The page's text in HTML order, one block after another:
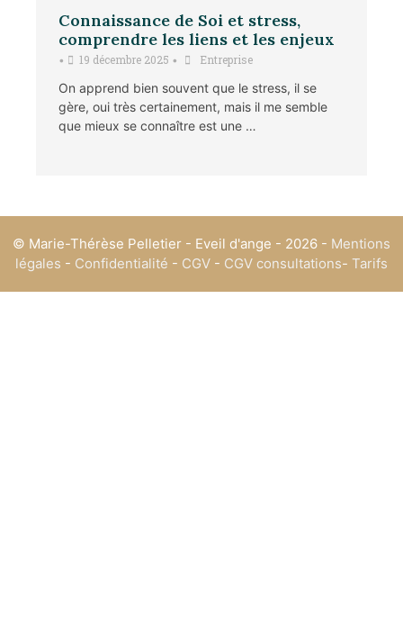
Connaissance de Soi et stress,
comprendre les liens et les enjeux
• 19 décembre 2025 • Entreprise
On apprend bien souvent que le stress, il se
gère, oui très certainement, mais il me semble
que mieux se connaître est une …
© Marie-Thérèse Pelletier - Eveil d'ange - 2026 - Mentions
légales - Confidentialité - CGV - CGV consultations- Tarifs